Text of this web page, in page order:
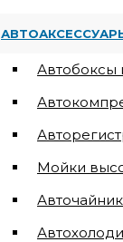
Автобоксы
Мойки